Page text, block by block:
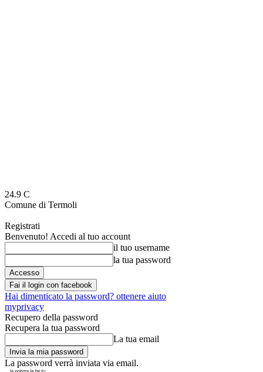
24.9 C
Comune di Termoli
Registrati
Benvenuto! Accedi al tuo account
il tuo username
la tua password
Fai il login con facebook
Hai dimenticato la password? ottenere aiuto
myprivacy
Recupero della password
Recupera la tua password
La tua email
La password verrà inviata via email.